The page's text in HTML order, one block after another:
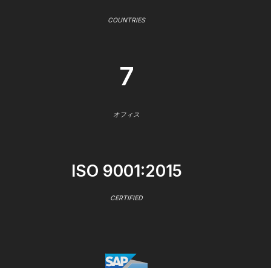
COUNTRIES
7
オフィス
ISO 9001:2015
CERTIFIED